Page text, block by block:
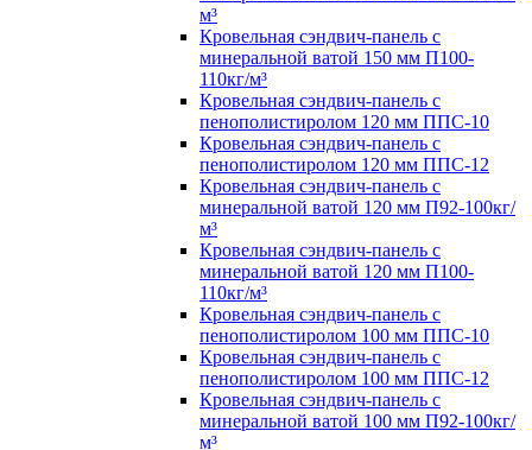
м³
Кровельная сэндвич-панель с
минеральной ватой 150 мм П100-
110кг/м³
Кровельная сэндвич-панель с
пенополистиролом 120 мм ППС-10
Кровельная сэндвич-панель с
пенополистиролом 120 мм ППС-12
Кровельная сэндвич-панель с
минеральной ватой 120 мм П92-100кг/
м³
Кровельная сэндвич-панель с
минеральной ватой 120 мм П100-
110кг/м³
Кровельная сэндвич-панель с
пенополистиролом 100 мм ППС-10
Кровельная сэндвич-панель с
пенополистиролом 100 мм ППС-12
Кровельная сэндвич-панель с
минеральной ватой 100 мм П92-100кг/
м³